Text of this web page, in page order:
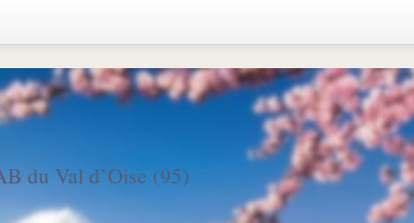
du Val d’Oise (95)